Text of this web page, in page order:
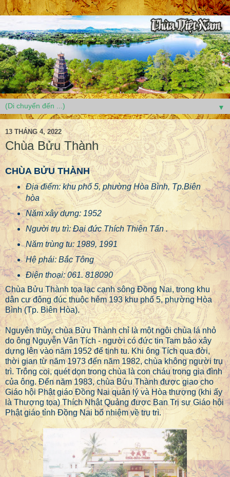
▼
13 THÁNG 4, 2022
Chùa Bửu Thành
CHÙA BỬU THÀNH
Địa điểm: khu phố 5, phường Hòa Bình, Tp.Biên
hòa
Năm xây dựng: 1952
Người trụ trì: Đại đức Thích Thiện Tấn .
Năm trùng tu: 1989, 1991
Hệ phái: Bắc Tông
Điện thoại: 061. 818090
Chùa Bửu Thành tọa lạc cạnh sông Đồng Nai, trong khu
dân cư đông đúc thuộc hẻm 193 khu phố 5, phường Hòa
Bình (Tp. Biên Hòa).
Nguyên thủy, chùa Bửu Thành chỉ là một ngôi chùa lá nhỏ
do ông Nguyễn Vân Tích - người có đức tin Tam bảo xây
dựng lên vào năm 1952 để tịnh tu. Khi ông Tích qua đời,
thời gian từ năm 1973 đến năm 1982, chùa không người trụ
trì. Trông coi, quét dọn trong chùa là con cháu trong gia đình
của ông. Đến năm 1983, chùa Bửu Thành được giao cho
Giáo hội Phật giáo Đồng Nai quản lý và Hòa thượng (khi ấy
là Thượng tọa) Thích Nhật Quảng được Ban Trị sự Giáo hội
Phật giáo tỉnh Đồng Nai bổ nhiệm về trụ trì.